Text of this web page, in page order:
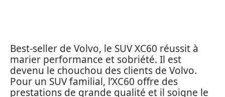
Best-seller de Volvo, le SUV XC60 réussit à
marier performance et sobriété. Il est
devenu le chouchou des clients de Volvo.
Pour un SUV familial, l’XC60 offre des
prestations de grande qualité et il soigne le